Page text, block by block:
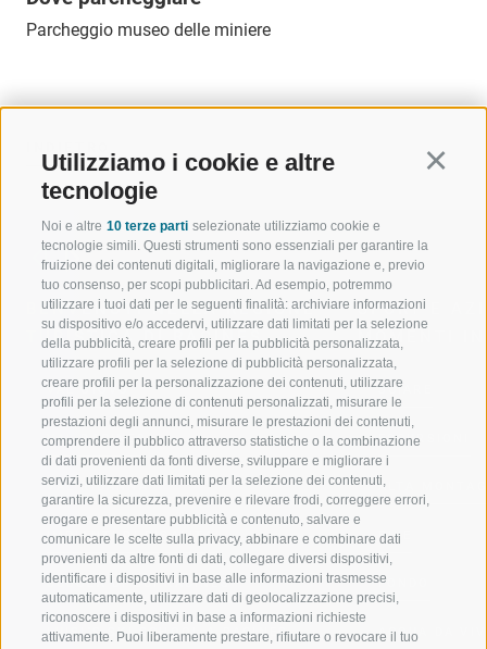
Utilizziamo i cookie e altre
tecnologie
Noi e altre 10 terze parti selezionate utilizziamo cookie e
tecnologie simili. Questi strumenti sono essenziali per garantire la
fruizione dei contenuti digitali, migliorare la navigazione e, previo
tuo consenso, per scopi pubblicitari. Ad esempio, potremmo
utilizzare i tuoi dati per le seguenti finalità: archiviare informazioni
su dispositivo e/o accedervi, utilizzare dati limitati per la selezione
della pubblicità, creare profili per la pubblicità personalizzata,
utilizzare profili per la selezione di pubblicità personalizzata,
creare profili per la personalizzazione dei contenuti, utilizzare
profili per la selezione di contenuti personalizzati, misurare le
prestazioni degli annunci, misurare le prestazioni dei contenuti,
comprendere il pubblico attraverso statistiche o la combinazione
di dati provenienti da fonti diverse, sviluppare e migliorare i
servizi, utilizzare dati limitati per la selezione dei contenuti,
garantire la sicurezza, prevenire e rilevare frodi, correggere errori,
erogare e presentare pubblicità e contenuto, salvare e
comunicare le scelte sulla privacy, abbinare e combinare dati
provenienti da altre fonti di dati, collegare diversi dispositivi,
identificare i dispositivi in base alle informazioni trasmesse
automaticamente, utilizzare dati di geolocalizzazione precisi,
riconoscere i dispositivi in base a informazioni richieste
attivamente. Puoi liberamente prestare, rifiutare o revocare il tuo
Parcheggio museo delle miniere
BENVENUTI NELLA REGIONE
TURISTICA DI RACINES
VAL GIOVO
VAL RACINES
VAL RIDANNA
IMPIANTI DI RISALITA
SCUOLA DI SCI RACINES
LUISL'S SKI SCHOOL A RACINES
SPORT E
MOMENTI
SCIARE
ESCURSIONI
ALTA
BIKE
FONDO
ACQUA DA